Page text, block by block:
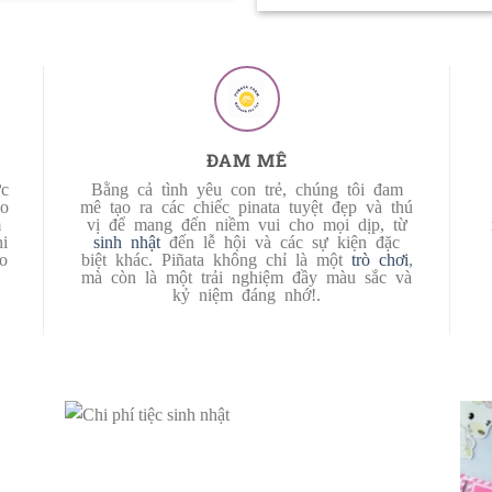
ĐAM MÊ
Bằng cả tình yêu con trẻ, chúng tôi đam
mê tạo ra các chiếc pinata tuyệt đẹp và thú
vị để mang đến niềm vui cho mọi dịp, từ
sinh nhật đến lễ hội và các sự kiện đặc
biệt khác. Piñata không chỉ là một trò chơi
mà còn là một trải nghiệm đầy màu sắc và
kỷ niệm đáng nhớ!.